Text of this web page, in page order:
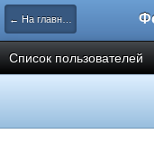
← На главную
Список пользователей